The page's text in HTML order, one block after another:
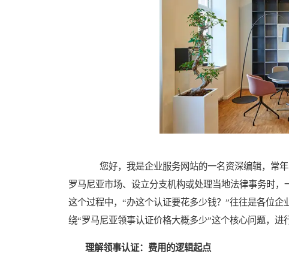
您好，我是企业服务网站的一名资深编辑，常年
罗马尼亚市场、设立分支机构或处理当地法律事务时
这个过程中，“办这个认证要花多少钱？”往往是各位
绕“罗马尼亚领事认证价格大概多少”这个核心问题，进
理解领事认证：费用的逻辑起点